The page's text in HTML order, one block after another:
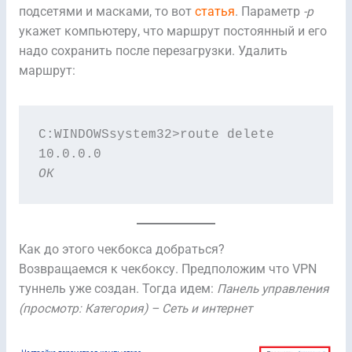
подсетями и масками, то вот статья. Параметр -p
укажет компьютеру, что маршрут постоянный и его
надо сохранить после перезагрузки. Удалить
маршрут:
C:WINDOWSsystem32>route delete
ОК
Как до этого чекбокса добраться?
Возвращаемся к чекбоксу. Предположим что VPN
туннель уже создан. Тогда идем: Панель управления
(просмотр: Категория) – Сеть и интернет